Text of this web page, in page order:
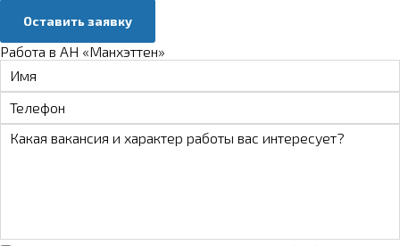
Оставить заявку
Работа в АН «Манхэттен»